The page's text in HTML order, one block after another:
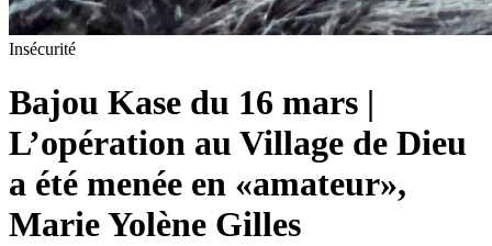
Insécurité
Bajou Kase du 16 mars |
L’opération au Village de Dieu
a été menée en «amateur»,
Marie Yolène Gilles